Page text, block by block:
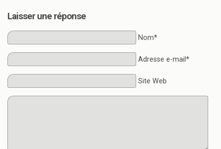
Laisser une réponse
Nom*
Adresse e-mail*
Site Web